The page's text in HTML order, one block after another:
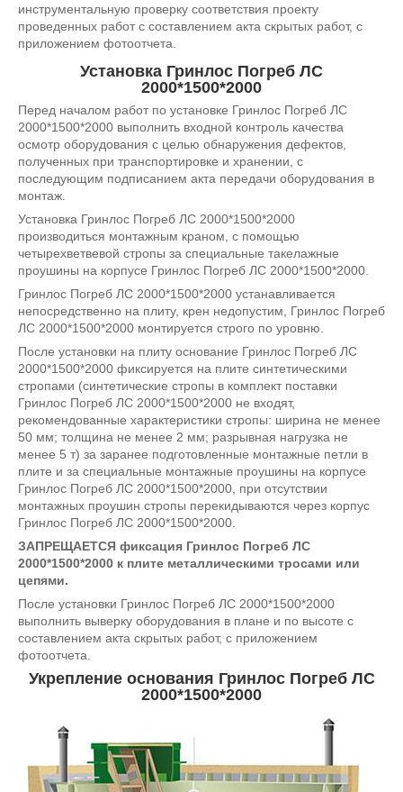
инструментальную проверку соответствия проекту
проведенных работ с составлением акта скрытых работ, с
приложением фотоотчета.
Установка Гринлос Погреб ЛС
2000*1500*2000
Перед началом работ по установке Гринлос Погреб ЛС
2000*1500*2000 выполнить входной контроль качества
осмотр оборудования с целью обнаружения дефектов,
полученных при транспортировке и хранении, с
последующим подписанием акта передачи оборудования в
монтаж.
Установка Гринлос Погреб ЛС 2000*1500*2000
производиться монтажным краном, с помощью
четырехветвевой стропы за специальные такелажные
проушины на корпусе Гринлос Погреб ЛС 2000*1500*2000.
Гринлос Погреб ЛС 2000*1500*2000 устанавливается
непосредственно на плиту, крен недопустим, Гринлос Погреб
ЛС 2000*1500*2000 монтируется строго по уровню.
После установки на плиту основание Гринлос Погреб ЛС
2000*1500*2000 фиксируется на плите синтетическими
стропами (синтетические стропы в комплект поставки
Гринлос Погреб ЛС 2000*1500*2000 не входят,
рекомендованные характеристики стропы: ширина не менее
50 мм; толщина не менее 2 мм; разрывная нагрузка не
менее 5 т) за заранее подготовленные монтажные петли в
плите и за специальные монтажные проушины на корпусе
Гринлос Погреб ЛС 2000*1500*2000, при отсутствии
монтажных проушин стропы перекидываются через корпус
Гринлос Погреб ЛС 2000*1500*2000.
ЗАПРЕЩАЕТСЯ фиксация Гринлос Погреб ЛС
2000*1500*2000 к плите металлическими тросами или
цепями.
После установки Гринлос Погреб ЛС 2000*1500*2000
выполнить выверку оборудования в плане и по высоте с
составлением акта скрытых работ, с приложением
фотоотчета.
Укрепление основания Гринлос Погреб ЛС
2000*1500*2000